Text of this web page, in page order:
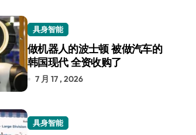
具身智能
做机器人的波士顿 被做汽车的
韩国现代 全资收购了
7 月 17 , 2026
具身智能